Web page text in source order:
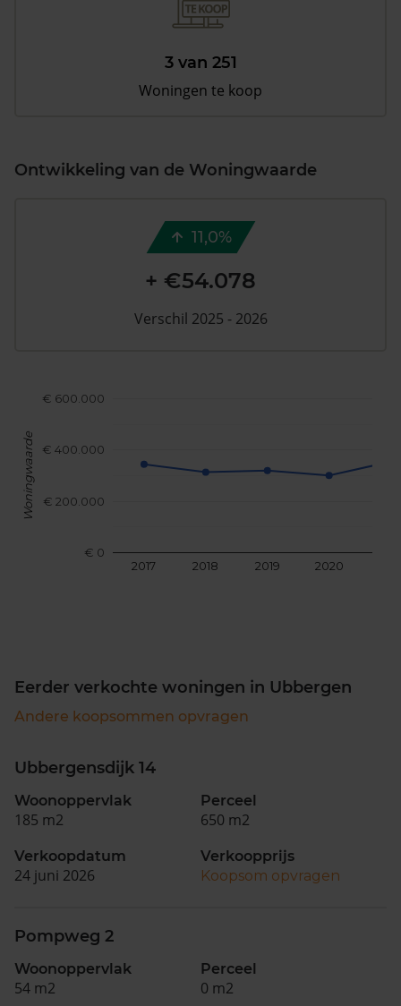
3 van 251
Woningen te koop
Ontwikkeling van de Woningwaarde
2017 2018 2019 2020
€ 0
€ 200.000
€ 400.000
€ 600.000
Woningwaarde
11,0%
+ €54.078
Verschil 2025 - 2026
Eerder verkochte woningen in Ubbergen
Andere koopsommen opvragen
Ubbergensdijk 14
Woonoppervlak
185 m2
Perceel
650 m2
Verkoopdatum
24 juni 2026
Verkoopprijs
Koopsom opvragen
Pompweg 2
Woonoppervlak
54 m2
Perceel
0 m2